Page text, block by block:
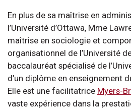
En plus de sa maîtrise en
l’Université d’Ottawa, Mme
maîtrise en sociologie et
organisationnel de l’Université
baccalauréat spécialisé de
d’un diplôme en enseignement
Elle est une facilitatrice Myers-
vaste expérience dans la